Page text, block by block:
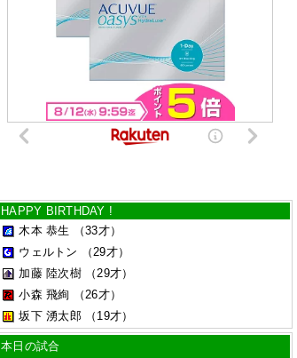
HAPPY BIRTHDAY !
木本 恭生
（33才）
ウェルトン
（29才）
加藤 陸次樹
（29才）
小森 飛絢
（26才）
坂下 湧太郎
（19才）
本日の試合